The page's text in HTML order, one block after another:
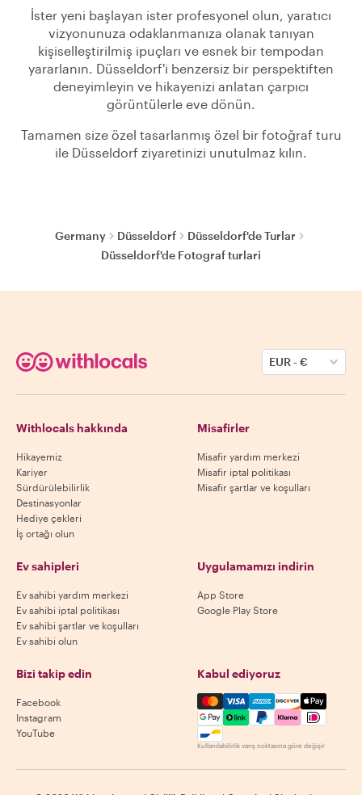
İster yeni başlayan ister profesyonel olun, yaratıcı
vizyonunuza odaklanmanıza olanak tanıyan
kişiselleştirilmiş ipuçları ve esnek bir tempodan
yararlanın. Düsseldorf'i benzersiz bir perspektiften
deneyimleyin ve hikayenizi anlatan çarpıcı
görüntülerle eve dönün.
Tamamen size özel tasarlanmış özel bir fotoğraf turu
ile Düsseldorf ziyaretinizi unutulmaz kılın.
Germany Düsseldorf
Düsseldorf'de Turlar
Düsseldorf'de Fotograf turlari
EUR-€
Withlocals hakkında
Hikayemiz
Kariyer
Sürdürülebilirlik
Destinasyonlar
Hediye çekleri
İş ortağı olun
Misafirler
Misafir yardım merkezi
Misafir iptal politikası
Misafir şartlar ve koşulları
Ev sahipleri
Ev sahibi yardım merkezi
Ev sahibi iptal politikası
Ev sahibi şartlar ve koşulları
Ev sahibi olun
Uygulamamızı indirin
App Store
Google Play Store
Bizi takip edin
Facebook
Instagram
YouTube
Kabul ediyoruz
Mastercard, Visa, Amex,
Kullanılabilirlik varış noktasına göre değişir